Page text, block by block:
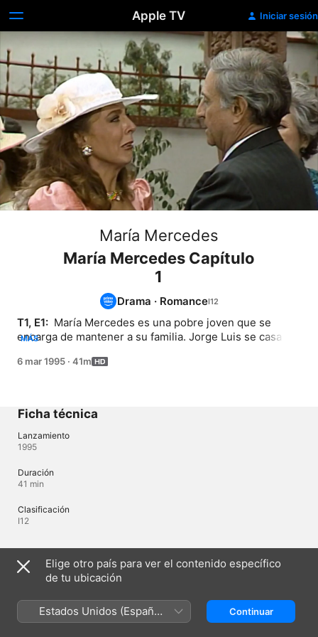
Apple TV Iniciar sesión
María Mercedes
María Mercedes Capítulo
1
Drama · Romance
T1, E1: María Mercedes es una pobre joven que se
encarga de mantener a su familia. Jorge Luis se casa
dispara.
MÁS
6 mar 1995 · 41m
Ficha técnica
Lanzamiento
1995
Duración
41 min
Clasificación
I12
Idiomas
Audio original
Subtítulos
Elige otro país para ver el contenido específico
de tu ubicación
Estados Unidos (Español
México)
Continuar